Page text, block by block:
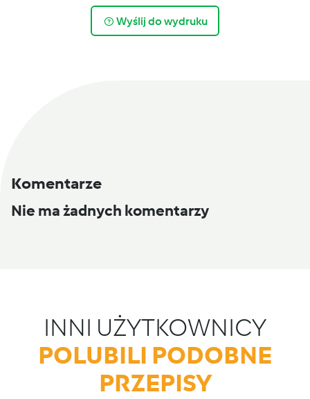
Wyślij do wydruku
Komentarze
Nie ma żadnych komentarzy
INNI UŻYTKOWNICY
POLUBILI PODOBNE
PRZEPISY